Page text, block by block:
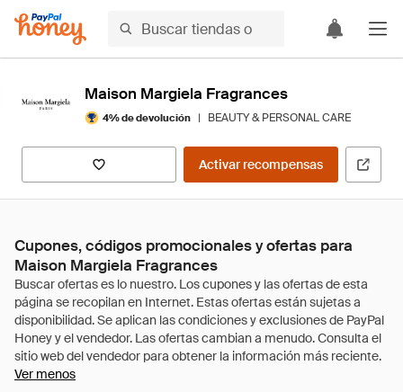
Maison Margiela Fragrances
4% de devolución | BEAUTY & PERSONAL CARE
Activar recompensas
Cupones, códigos promocionales y ofertas para
Maison Margiela Fragrances
Ver menos